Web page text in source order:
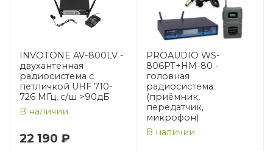
INVOTONE AV-800LV -
двухантенная
радиосистема с
петличкой UHF 710-
726 МГц, с/ш >90дБ
В наличии
22 190 ₽
PROAUDIO WS-
806PT+HM-80 -
головная
радиосистема
(приёмник,
передатчик,
микрофон)
В наличии